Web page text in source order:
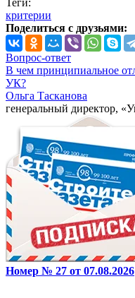
Теги:
критерии
Поделиться с друзьями:
Вопрос-ответ
В чем принципиальное
УК?
Ольга Тасканова
генеральный директор,
Номер № 27 от 07.08.2026